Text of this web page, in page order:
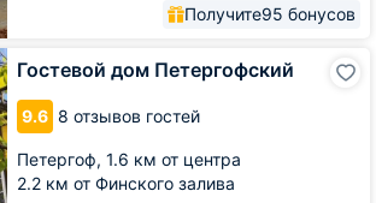
Получите95 бонусов
Гостевой дом Петергофский
9.6 8 отзывов гостей
Петергоф, 1.6 км от центра
2.2 км от Финского залива